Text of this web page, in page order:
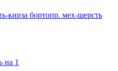
бортопр. мех-шерсть